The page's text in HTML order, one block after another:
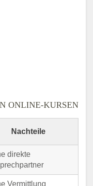
ONLINE-KURSEN
Nachteile
direkte
Vermittlung